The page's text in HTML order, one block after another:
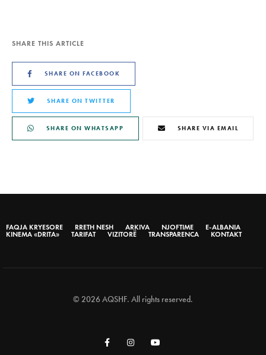
SHARE THIS ARTICLE
SHARE ON FACEBOOK
SHARE ON TWITTER
SHARE ON WHATSAPP SHARE VIA EMAIL
FAQJA KRYESORE RRETH NESH ARKIVA NJOFTIME
E-ALBANIA
KINEMA «DRITA»
TARIFAT VIZITORË TRANSPARENCA KONTAKT
© 2026 AQSHF. All rights reserved.